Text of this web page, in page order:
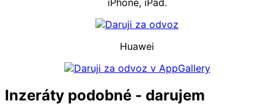
iPhone, iPad.
Huawei
Inzeráty podobné - darujem